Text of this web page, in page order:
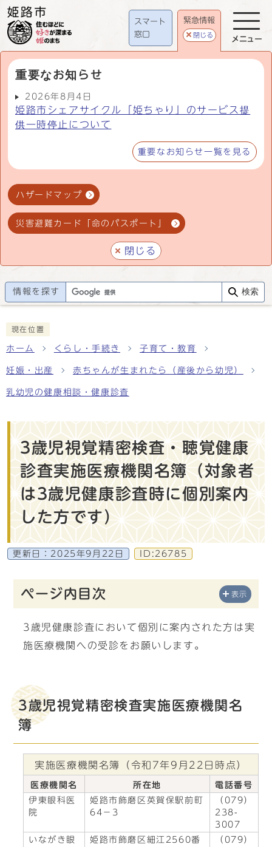
スマート
窓口
緊急情報
閉じる
重要なお知らせ
2026年8月4日
姫路市シェアサイクル「姫ちゃり」のサービス提
供一時停止について
重要なお知らせ一覧を見る
ハザードマップ
災害避難カード「命のパスポート」
閉じる
メニュー
情報を探す 検索
現在位置
ホーム くらし・手続き 子育て・教育
妊娠・出産 赤ちゃんが生まれたら（産後から幼児）
乳幼児の健康相談・健康診査
3歳児視覚精密検査・聴覚健康
診査実施医療機関名簿（対象者
は3歳児健康診査時に個別案内
した方です）
更新日： 2025年9月22日 ID:26785
ページ内目次 表示
3歳児健康診査において個別に案内された方は実
施医療機関への受診をお願いします。
3歳児視覚精密検査実施医療機関名
簿
実施医療機関名簿（令和7年9月22日時点）
医療機関名 所在地
電話番号
伊東眼科医
院
姫路市飾磨区英賀保駅前町
64－3
（079）
238-
3007
いながき眼
姫路市飾磨区細江2560番
（079）